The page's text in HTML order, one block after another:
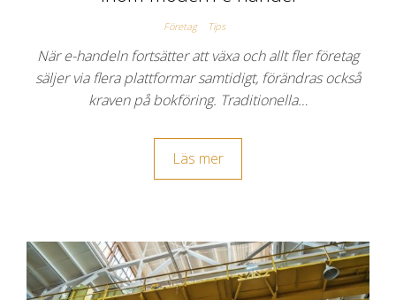
Företag Tips
När e-handeln fortsätter att växa och allt fler företag
säljer via flera plattformar samtidigt, förändras också
kraven på bokföring. Traditionella…
Läs mer